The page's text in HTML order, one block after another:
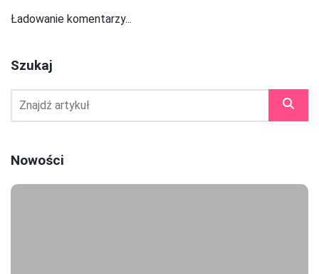
Ładowanie komentarzy...
Szukaj
Nowości